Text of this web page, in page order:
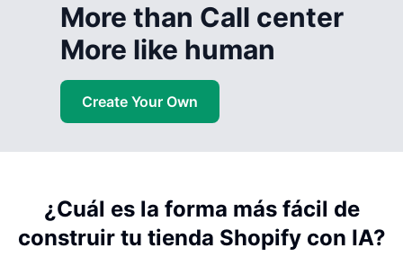
More than Call center
More like human
Create Your Own
¿Cuál es la forma más fácil de
construir tu tienda Shopify con IA?